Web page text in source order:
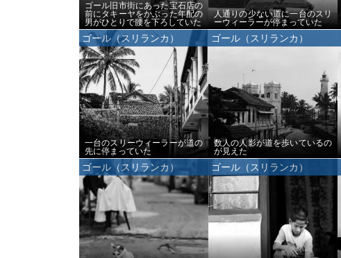
ゴール旧市街にあった宝石店の
前にタキーヤをかぶった年配の
男がひとりで腰を下ろしていた
人通りの少ない道に一台のスリ
ーウィーラーが停まっていた
ゴール（スリランカ）
一台のスリーウィーラーが道の
先に停まっていた
ゴール（スリランカ）
数人の人影が道を歩いているの
が見えた
ゴール（スリランカ） ゴール（スリランカ）